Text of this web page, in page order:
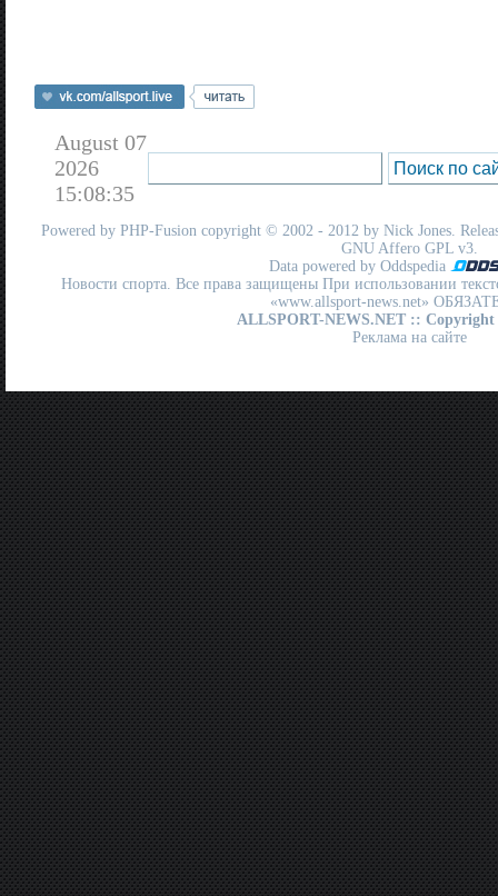
August 07
2026
15:08:35
Powered by PHP-Fusion copyright © 2002 - 2012 by Nick Jones.
GNU Affero GPL v3.
Data powered by Oddspedia
Новости спорта. Все права защищены При использовании
«www.allsport-news.net»
ALLSPORT-NEWS.NET :: Copyright
Реклама на сайте